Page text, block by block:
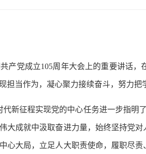
党成立105周年大会上的重要讲话，
担当作为，凝心聚力接续奋斗，努力
征程实现党的中心任务进一步指明
大成就中汲取奋进力量，始终坚持党
心大局，立足人大职责使命，履职尽